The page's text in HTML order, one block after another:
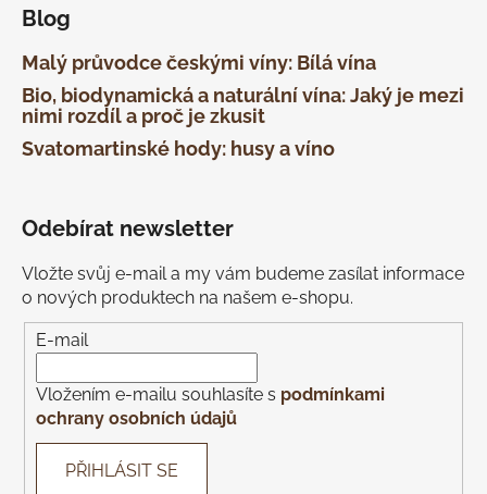
Blog
Malý průvodce českými víny: Bílá vína
Bio, biodynamická a naturální vína: Jaký je mezi
nimi rozdíl a proč je zkusit
Svatomartinské hody: husy a víno
Odebírat newsletter
Vložte svůj e-mail a my vám budeme zasílat informace
o nových produktech na našem e-shopu.
E-mail
Vložením e-mailu souhlasíte s podmínkami
ochrany osobních údajů
PŘIHLÁSIT SE